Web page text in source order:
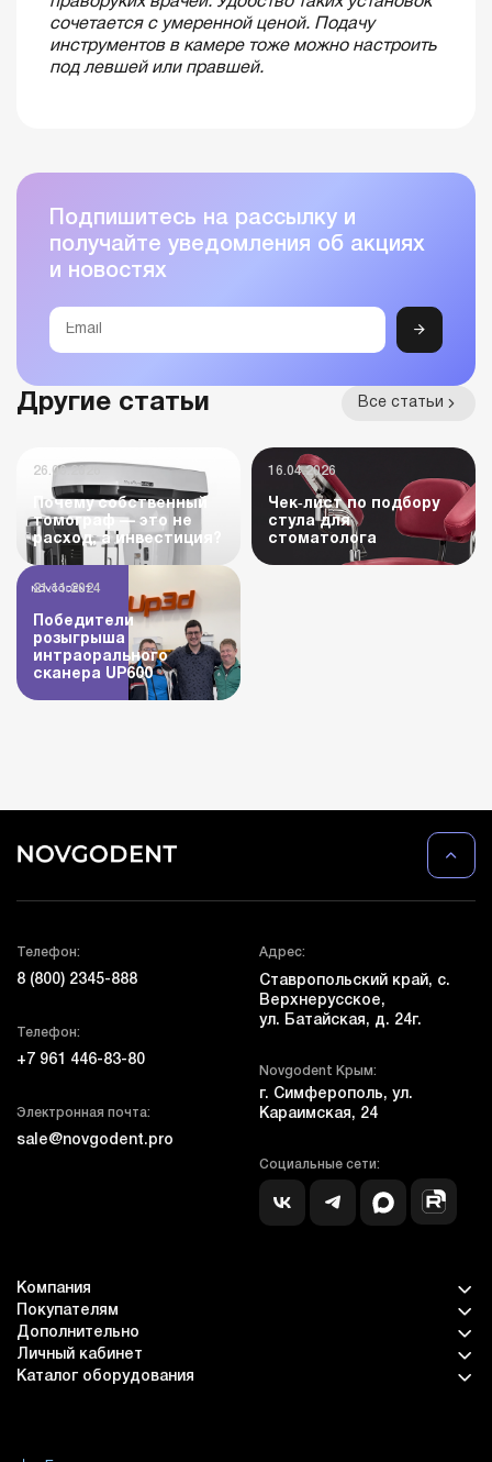
сочетается с умеренной ценой. Подачу
инструментов в камере тоже можно настроить
под левшей или правшей.
Подпишитесь на рассылку и
получайте уведомления об акциях
и новостях
Другие статьи Все статьи
26.06.2026
Почему собственный
томограф — это не
расход, а инвестиция?
16.04.2026
Чек‑лист по подбору
стула для
стоматолога
21.11.2024
Победители
розыгрыша
интраорального
сканера UP600
Телефон:
8 (800) 2345-888
Телефон:
+7 961 446-83-80
Электронная почта:
sale@novgodent.pro
Адрес:
Ставропольский край, с.
Верхнерусское,
ул. Батайская, д. 24г.
Novgodent Крым:
г. Симферополь, ул.
Караимская, 24
Социальные сети:
Компания
Покупателям
Дополнительно
Личный кабинет
Каталог оборудования